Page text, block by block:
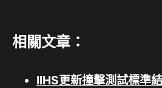
相關文章：
IIHS更新撞擊測試標準